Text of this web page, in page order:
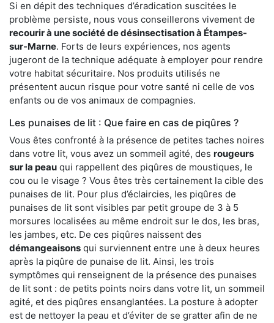
Si en dépit des techniques d’éradication suscitées le
problème persiste, nous vous conseillerons vivement de
recourir à une société de désinsectisation à Étampes-
sur-Marne. Forts de leurs expériences, nos agents
jugeront de la technique adéquate à employer pour rendre
votre habitat sécuritaire. Nos produits utilisés ne
présentent aucun risque pour votre santé ni celle de vos
enfants ou de vos animaux de compagnies.
Les punaises de lit : Que faire en cas de piqûres ?
Vous êtes confronté à la présence de petites taches noires
dans votre lit, vous avez un sommeil agité, des rougeurs
sur la peau qui rappellent des piqûres de moustiques, le
cou ou le visage ? Vous êtes très certainement la cible des
punaises de lit. Pour plus d’éclaircies, les piqûres de
punaises de lit sont visibles par petit groupe de 3 à 5
morsures localisées au même endroit sur le dos, les bras,
les jambes, etc. De ces piqûres naissent des
démangeaisons qui surviennent entre une à deux heures
après la piqûre de punaise de lit. Ainsi, les trois
symptômes qui renseignent de la présence des punaises
de lit sont : de petits points noirs dans votre lit, un sommeil
agité, et des piqûres ensanglantées. La posture à adopter
est de nettoyer la peau et d’éviter de se gratter afin de ne